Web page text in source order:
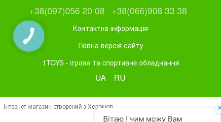
+38(097)056 20 08 +38(066)908 33 38
Контактна інформація
Повна версія сайту
1TOYS - ігрове та спортивне обладнання
UA RU
Інтернет-магазин створений з Хорошоп